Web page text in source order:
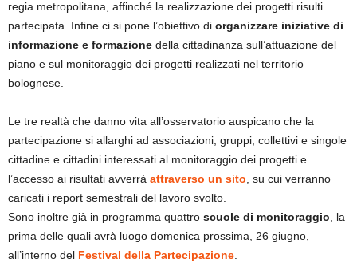
regia metropolitana, affinché la realizzazione dei progetti risulti
partecipata. Infine ci si pone l’obiettivo di organizzare iniziative di
informazione e formazione della cittadinanza sull’attuazione del
piano e sul monitoraggio dei progetti realizzati nel territorio
bolognese.
Le tre realtà che danno vita all’osservatorio auspicano che la
partecipazione si allarghi ad associazioni, gruppi, collettivi e singole
cittadine e cittadini interessati al monitoraggio dei progetti e
l’accesso ai risultati avverrà attraverso un sito, su cui verranno
caricati i report semestrali del lavoro svolto.
Sono inoltre già in programma quattro scuole di monitoraggio, la
prima delle quali avrà luogo domenica prossima, 26 giugno,
all’interno del Festival della Partecipazione.